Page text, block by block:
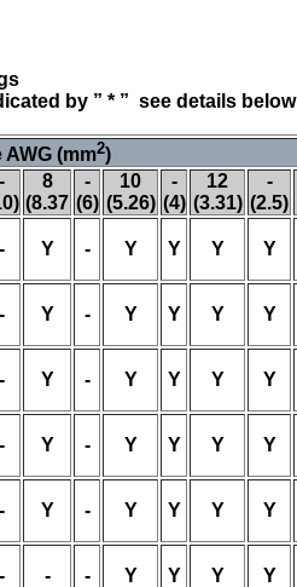
by ” *” see details below
AWG (mm2)
-
8
(8.37
-
(6)
10
(5.26)
-
(4)
12
(3.31)
-
(2.5)
- Y - Y Y Y Y
- Y - Y Y Y Y
- Y - Y Y Y Y
- Y - Y Y Y Y
- Y - Y Y Y Y
- - - Y Y Y Y